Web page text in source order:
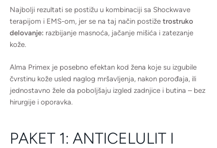
Najbolji rezultati se postižu u kombinaciji sa Shockwave
terapijom i EMS-om, jer se na taj način postiže trostruko
delovanje: razbijanje masnoća, jačanje mišića i zatezanje
kože.
Alma Primex je posebno efektan kod žena koje su izgubile
čvrstinu kože usled naglog mršavljenja, nakon porođaja, ili
jednostavno žele da poboljšaju izgled zadnjice i butina – bez
hirurgije i oporavka.
PAKET 1: ANTICELULIT I